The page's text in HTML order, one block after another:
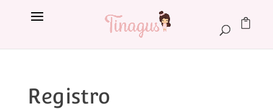
Registro